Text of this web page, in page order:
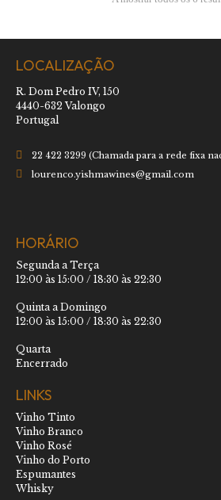
LOCALIZAÇÃO
R. Dom Pedro IV, 150
4440-632 Valongo
Portugal
22 422 3299 (Chamada para a rede fixa
lourenco.yishmawines@gmail.com
HORÁRIO
Segunda a Terça
12:00 às 15:00 / 18:30 às 22:30
Quinta a Domingo
12:00 às 15:00 / 18:30 às 22:30
Quarta
Encerrado
LINKS
Vinho Tinto
Vinho Branco
Vinho Rosé
Vinho do Porto
Espumantes
Whisky